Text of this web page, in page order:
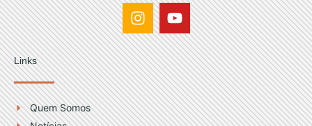
I
n
s
t
a
g
r
a
Y
o
u
t
u
b
e
Links
Quem Somos